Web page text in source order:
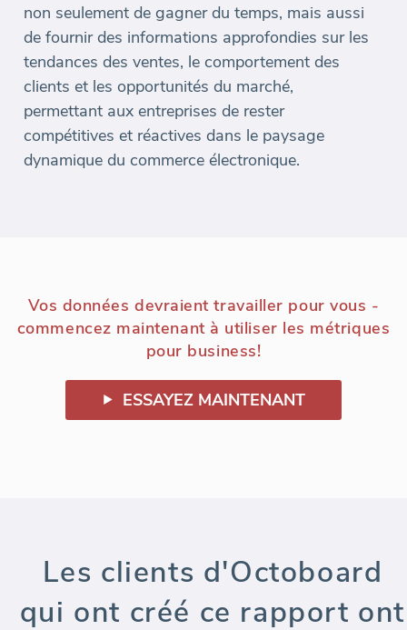
non seulement de gagner du temps, mais aussi
de fournir des informations approfondies sur les
tendances des ventes, le comportement des
clients et les opportunités du marché,
permettant aux entreprises de rester
compétitives et réactives dans le paysage
dynamique du commerce électronique.
Vos données devraient travailler pour vous -
commencez maintenant à utiliser les métriques
pour business!
ESSAYEZ MAINTENANT
Les clients d'Octoboard
qui ont créé ce rapport ont